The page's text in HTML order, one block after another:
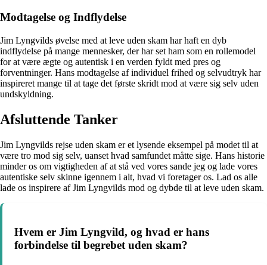
Modtagelse og Indflydelse
Jim Lyngvilds øvelse med at leve uden skam har haft en dyb
indflydelse på mange mennesker, der har set ham som en rollemodel
for at være ægte og autentisk i en verden fyldt med pres og
forventninger. Hans modtagelse af individuel frihed og selvudtryk har
inspireret mange til at tage det første skridt mod at være sig selv uden
undskyldning.
Afsluttende Tanker
Jim Lyngvilds rejse uden skam er et lysende eksempel på modet til at
være tro mod sig selv, uanset hvad samfundet måtte sige. Hans historie
minder os om vigtigheden af at stå ved vores sande jeg og lade vores
autentiske selv skinne igennem i alt, hvad vi foretager os. Lad os alle
lade os inspirere af Jim Lyngvilds mod og dybde til at leve uden skam.
Hvem er Jim Lyngvild, og hvad er hans
forbindelse til begrebet uden skam?